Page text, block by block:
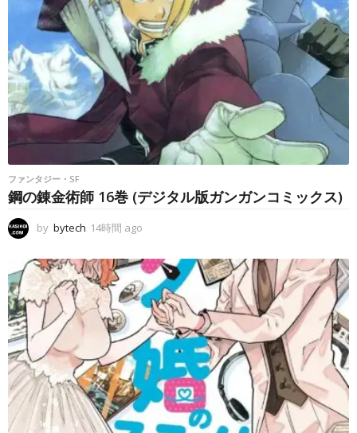
ファンタジー・SF
鋼の錬金術師 16巻 (デジタル版ガンガンコミックス)
by bytech 14時間 ago
時
間
a
g
o